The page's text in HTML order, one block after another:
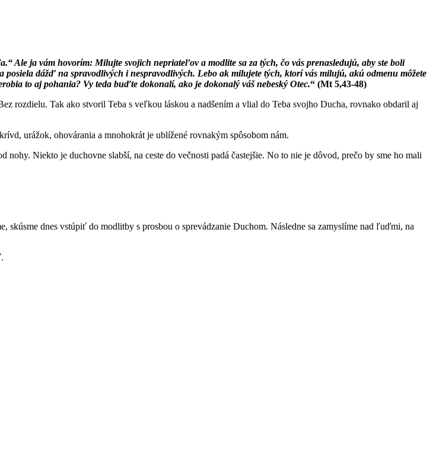
Ale ja vám hovorím: Milujte svojich nepriateľov a modlite sa za tých, čo vás prenasledujú, aby ste boli
dážď na spravodlivých i nespravodlivých. Lebo ak milujete tých, ktorí vás milujú, akú odmenu môžete
to aj pohania? Vy teda buďte dokonalí, ako je dokonalý váš nebeský Otec.“ (Mt 5,43-48)
rozdielu. Tak ako stvoril Teba s veľkou láskou a nadšením a vlial do Teba svojho Ducha, rovnako obdaril aj
urážok, ohovárania a mnohokrát je ublížené rovnakým spôsobom nám.
Niekto je duchovne slabší, na ceste do večnosti padá častejšie. No to nie je dôvod, prečo by sme ho mali
dnes vstúpiť do modlitby s prosbou o sprevádzanie Duchom. Následne sa zamyslíme nad ľuďmi, na